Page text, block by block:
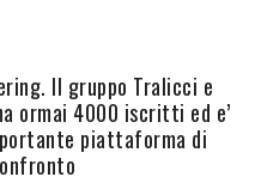
Il gruppo Tralicci e
ormai 4000 iscritti ed e’
piattaforma di